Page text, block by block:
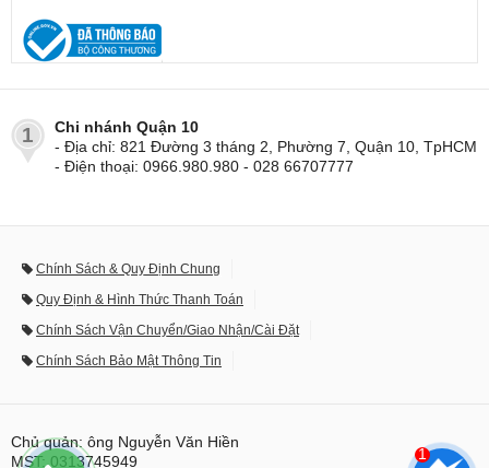
1
Chi nhánh Quận 10
- Địa chỉ: 821 Đường 3 tháng 2, Phường 7, Quận 10, TpHCM
- Điện thoại: 0966.980.980 - 028 66707777
Chính Sách & Quy Định Chung
Quy Định & Hình Thức Thanh Toán
Chính Sách Vận Chuyển/Giao Nhận/Cài Đặt
Chính Sách Bảo Mật Thông Tin
Chủ quản: ông Nguyễn Văn Hiền
MST: 0313745949
1